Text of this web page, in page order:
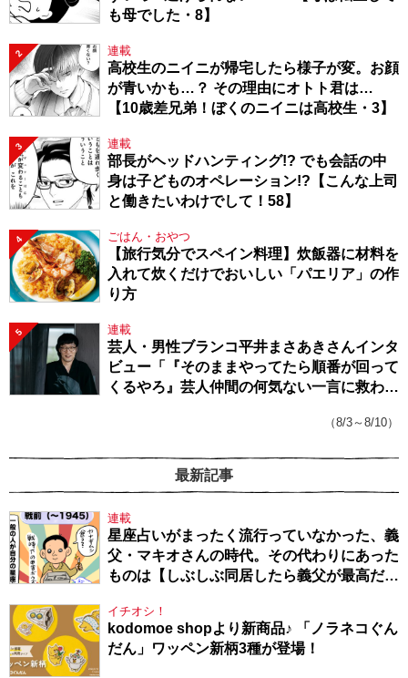
も母でした・8】
2 連載
高校生のニイニが帰宅したら様子が変。お顔
が青いかも…？ その理由にオトト君は…
【10歳差兄弟！ぼくのニイニは高校生・3】
3 連載
部長がヘッドハンティング!? でも会話の中
身は子どものオペレーション!?【こんな上司
と働きたいわけでして！58】
4 ごはん・おやつ
【旅行気分でスペイン料理】炊飯器に材料を
入れて炊くだけでおいしい「パエリア」の作
り方
5 連載
芸人・男性ブランコ平井まさあきさんインタ
ビュー「『そのままやってたら順番が回って
くるやろ』芸人仲間の何気ない一言に救われ
（8/3～8/10）
最新記事
連載
星座占いがまったく流行っていなかった、義
父・マキオさんの時代。その代わりにあった
ものは【しぶしぶ同居したら義父が最高だっ
イチオシ！
kodomoe shopより新商品♪ 「ノラネコぐん
だん」ワッペン新柄3種が登場！